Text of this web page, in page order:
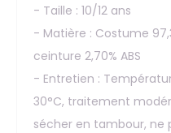
- Taille : 10/12 ans
- Matière : Costume
ceinture 2,70% ABS
- Entretien :
30°C, traitement
sécher en tambour, ne